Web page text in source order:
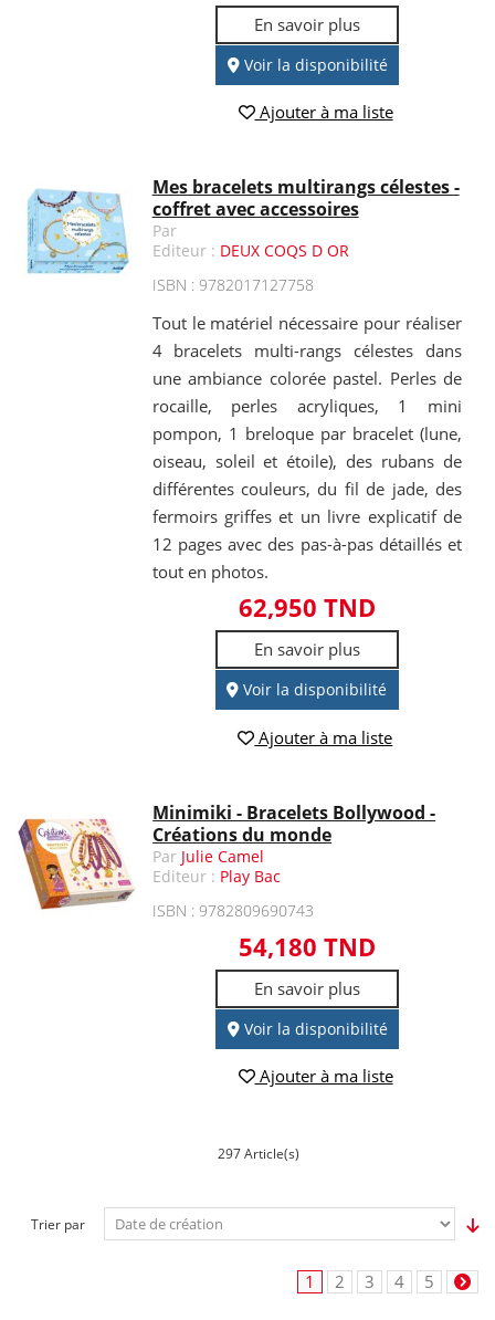
En savoir plus
Voir la disponibilité
Ajouter à ma liste
Mes bracelets multirangs célestes -
coffret avec accessoires
Par
Editeur : DEUX COQS D OR
ISBN : 9782017127758
Tout le matériel nécessaire pour réaliser
4 bracelets multi-rangs célestes dans
une ambiance colorée pastel. Perles de
rocaille, perles acryliques, 1 mini
pompon, 1 breloque par bracelet (lune,
oiseau, soleil et étoile), des rubans de
différentes couleurs, du fil de jade, des
fermoirs griffes et un livre explicatif de
12 pages avec des pas-à-pas détaillés et
tout en photos.
62,950 TND
En savoir plus
Voir la disponibilité
Ajouter à ma liste
Minimiki - Bracelets Bollywood -
Créations du monde
Par Julie Camel
Editeur : Play Bac
ISBN : 9782809690743
54,180 TND
En savoir plus
Voir la disponibilité
Ajouter à ma liste
297 Article(s)
Trier par
1 2 3 4 5